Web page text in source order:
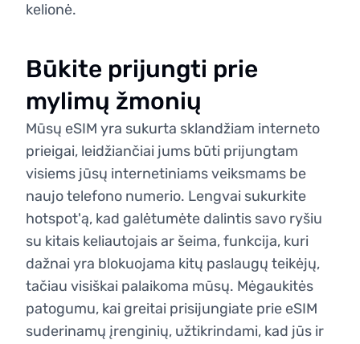
kelionė.
Būkite prijungti prie
mylimų žmonių
Mūsų eSIM yra sukurta sklandžiam interneto
prieigai, leidžiančiai jums būti prijungtam
visiems jūsų internetiniams veiksmams be
naujo telefono numerio. Lengvai sukurkite
hotspot'ą, kad galėtumėte dalintis savo ryšiu
su kitais keliautojais ar šeima, funkcija, kuri
dažnai yra blokuojama kitų paslaugų teikėjų,
tačiau visiškai palaikoma mūsų. Mėgaukitės
patogumu, kai greitai prisijungiate prie eSIM
suderinamų įrenginių, užtikrindami, kad jūs ir